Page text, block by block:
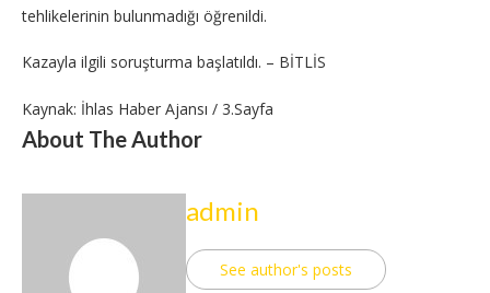
tehlikelerinin bulunmadığı öğrenildi.
Kazayla ilgili soruşturma başlatıldı. – BİTLİS
Kaynak: İhlas Haber Ajansı / 3.Sayfa
About The Author
admin
See author's posts